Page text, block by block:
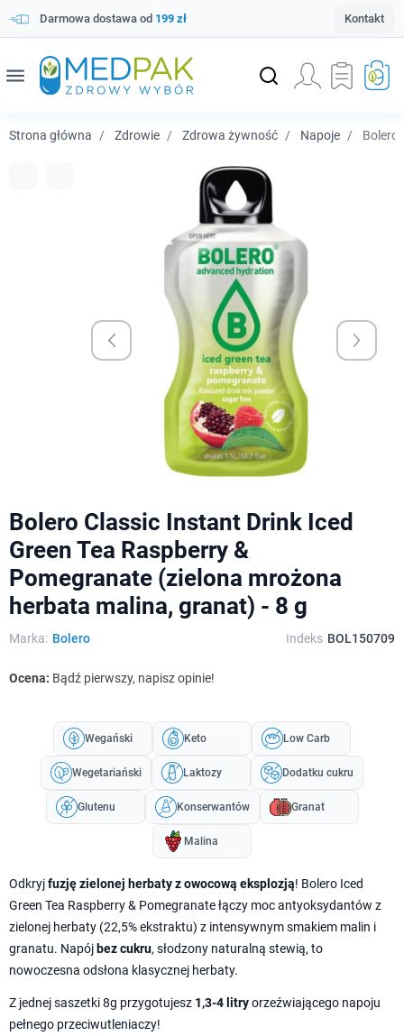
Darmowa dostawa od 199 zł Kontakt
menu
Strona główna Zdrowie Zdrowa żywność Napoje Bolero
Bolero Classic Instant Drink Iced
Green Tea Raspberry &
Pomegranate (zielona mrożona
herbata malina, granat) - 8 g
Marka: Bolero Indeks BOL150709
Ocena: Bądź pierwszy, napisz opinie!
Wegański Keto Low Carb
Wegetariański Laktozy Dodatku cukru
Glutenu Konserwantów Granat
Malina
Odkryjfuzję zielonej herbaty z owocową eksplozją! Bolero Iced
Green Tea Raspberry & Pomegranate łączy moc antyoksydantów z
zielonej herbaty (22,5% ekstraktu) z intensywnym smakiem malin i
granatu. Napój bez cukru, słodzony naturalną stewią, to
nowoczesna odsłona klasycznej herbaty.
Z jednej saszetki 8g przygotujesz 1,3-4 litryorzeźwiającego napoju
pełnego przeciwutleniaczy!